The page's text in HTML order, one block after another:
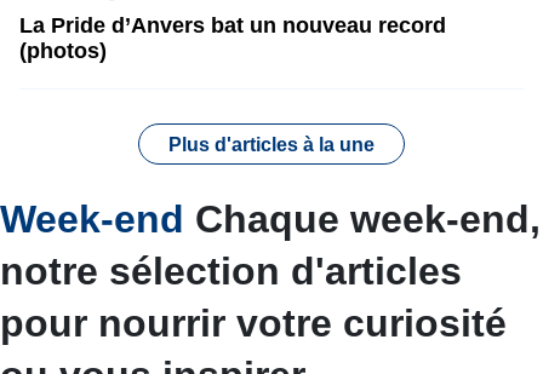
La Pride d’Anvers bat un nouveau record
(photos)
Plus d'articles à la une
Week-end Chaque week-end,
notre sélection d'articles
pour nourrir votre curiosité